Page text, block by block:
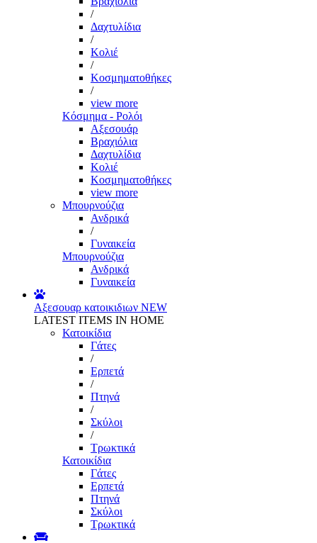
/
Δαχτυλίδια
/
Κολιέ
/
Κοσμηματοθήκες
/
view more
Κόσμημα - Ρολόι
Αξεσουάρ
Βραχιόλια
Δαχτυλίδια
Κολιέ
Κοσμηματοθήκες
view more
Μπουρνούζια
Ανδρικά
/
Γυναικεία
Μπουρνούζια
Ανδρικά
Γυναικεία
Αξεσουαρ κατοικιδιων NEW
LATEST ITEMS IN HOME
Κατοικίδια
Γάτες
/
Ερπετά
/
Πτηνά
/
Σκύλοι
/
Τρωκτικά
Κατοικίδια
Γάτες
Ερπετά
Πτηνά
Σκύλοι
Τρωκτικά